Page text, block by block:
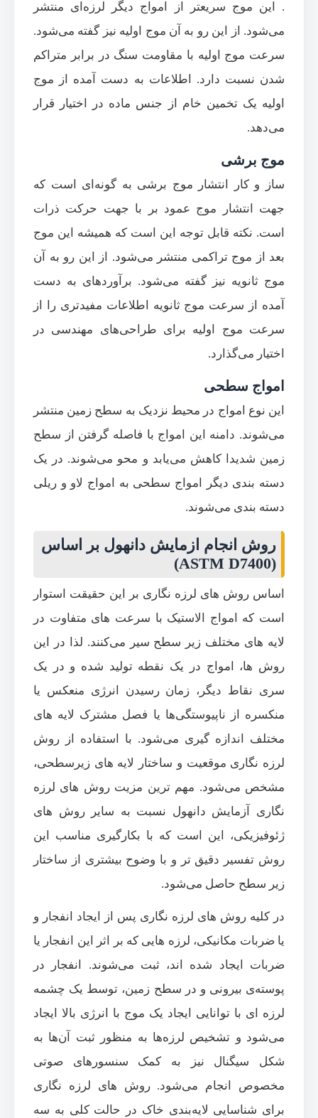
. این موج سریعتر از امواج دیگر لرزه‌‌‌ای منتشر
می‌‌شود. از این رو به آن موج اولیه نیز گفته می‌‌شود.
سرعت موج اولیه با مقاومت سنگ در برابر متراکم
شدن نسبت دارد. اطلاعات به دست آمده از موج
اولیه یک تخمین خام از جنس ماده در اختیار قرار
می‌‌دهد.
موج برشی
ساز و کار انتشار موج برشی به گونه‌‌ای است که
جهت انتشار موج عمود بر با جهت حرکت ذرات
است. نکته قابل توجه این است که همیشه این موج
بعد از موج تراکمی منتشر می‌‌شود. از این رو به آن
موج ثانویه نیز گفته می‌‌شود. برآوردهای به دست
آمده از سرعت موج ثانویه اطلاعات مفیدتری را از
سرعت موج اولیه برای طراحی‌‌های مهندسی در
اختیار می‌‌گذارد.
امواج سطحی
این نوع امواج در محیط نزدیک به سطح زمین منتشر
می‌‌شوند. دامنه این امواج با فاصله گرفتن از سطح
زمین شدیدا کاهش می‌یابد و محو می‌‌شوند. در یک
دسته بندی دیگر امواج سطحی به امواج لاو و ریلی
دسته بندی می‌‌شوند.
روش انجام ازمایش دانهول بر اساس
(ASTM D7400)
اساس روش های لرزه نگاری بر این حقیقت استوار
است که امواج الاستیک با سرعت های متفاوت در
لایه های مختلف زیر سطح سیر می‌کنند. لذا در این
روش ها، امواج در یک نقطه تولید شده و در یک
سری نقاط دیگر، زمان رسیدن انرژی منعکس یا
منکسره از ناپیوستگی‌ها یا فصل مشترک لایه های
مختلف اندازه گیری می‌شود. با استفاده از روش
لرزه نگاری موقعیت و ساختار لایه های زیرسطحی،
مشخص می‌شود. مهم ترین مزیت روش های لرزه
نگاری آزمایش دانهول نسبت به سایر روش های
ژئوفیزیکی، این است که با بکارگیری مناسب این
روش تفسیر دقیق تر و با وضوح بیشتری از ساختار
زیر سطح حاصل می‌شود.
در کلیه‌ روش ‌های لرزه‌ نگاری پس از ایجاد انفجار و
یا ضربات مکانیکی، لرزه ‌‌هایی که بر اثر این انفجار یا
ضربات ایجاد شده ‌اند، ثبت می‌‌شوند. انفجار در
پوسته‌ی بیرونی و در سطح زمین، توسط یک چشمه
لرزه ‌ای با توانایی ایجاد یک موج با انرژی بالا ایجاد
می‌‌شود و تشخیص لرزه‌ها به منظور ثبت آن‌‌ها به
شکل سیگنال نیز به کمک سنسورهای صوتی
مخصوص انجام می‌‌شود. روش ‌های لرزه‌ نگاری
برای شناسایی لایه‌بندی خاک در حالت کلی به سه